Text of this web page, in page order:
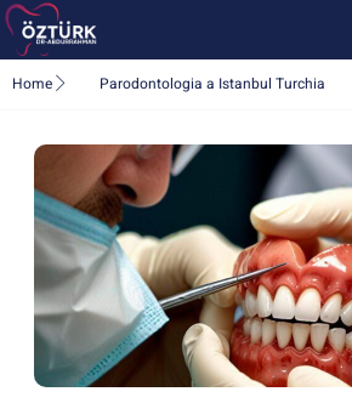
Home Parodontologia a Istanbul Turchia